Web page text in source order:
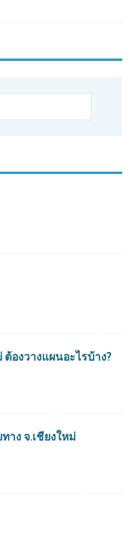
องวางแผนอะไรบ้าง?
าง จ.เชียงใหม่